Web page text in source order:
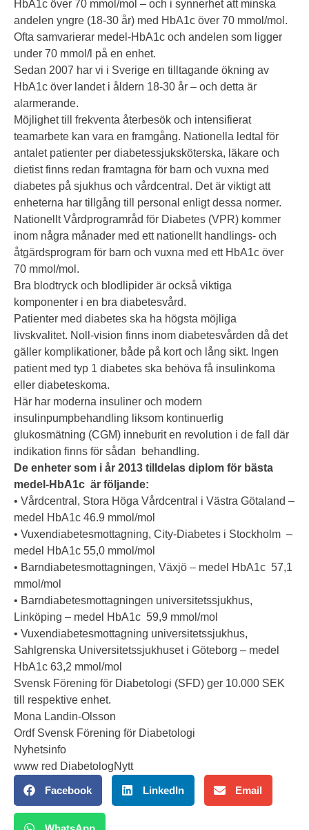
HbA1c över 70 mmol/mol – och i synnerhet att minska
andelen yngre (18-30 år) med HbA1c över 70 mmol/mol.
Ofta samvarierar medel-HbA1c och andelen som ligger
under 70 mmol/l på en enhet.
Sedan 2007 har vi i Sverige en tilltagande ökning av
HbA1c över landet i åldern 18-30 år – och detta är
alarmerande.
Möjlighet till frekventa återbesök och intensifierat
teamarbete kan vara en framgång. Nationella ledtal för
antalet patienter per diabetessjuksköterska, läkare och
dietist finns redan framtagna för barn och vuxna med
diabetes på sjukhus och vårdcentral. Det är viktigt att
enheterna har tillgång till personal enligt dessa normer.
Nationellt Vårdprogramråd för Diabetes (VPR) kommer
inom några månader med ett nationellt handlings- och
åtgärdsprogram för barn och vuxna med ett HbA1c över
70 mmol/mol.
Bra blodtryck och blodlipider är också viktiga
komponenter i en bra diabetesvård.
Patienter med diabetes ska ha högsta möjliga
livskvalitet. Noll-vision finns inom diabetesvården då det
gäller komplikationer, både på kort och lång sikt. Ingen
patient med typ 1 diabetes ska behöva få insulinkoma
eller diabeteskoma.
Här har moderna insuliner och modern
insulinpumpbehandling liksom kontinuerlig
glukosmätning (CGM) inneburit en revolution i de fall där
indikation finns för sådan behandling.
De enheter som i år 2013 tilldelas diplom för bästa
medel-HbA1c är följande:
• Vårdcentral, Stora Höga Vårdcentral i Västra Götaland –
medel HbA1c 46.9 mmol/mol
• Vuxendiabetesmottagning, City-Diabetes i Stockholm –
medel HbA1c 55,0 mmol/mol
• Barndiabetesmottagningen, Växjö – medel HbA1c 57,1
mmol/mol
• Barndiabetesmottagningen universitetssjukhus,
Linköping – medel HbA1c 59,9 mmol/mol
• Vuxendiabetesmottagning universitetssjukhus,
Sahlgrenska Universitetssjukhuset i Göteborg – medel
HbA1c 63,2 mmol/mol
Svensk Förening för Diabetologi (SFD) ger 10.000 SEK
till respektive enhet.
Mona Landin-Olsson
Ordf Svensk Förening för Diabetologi
Nyhetsinfo
www red DiabetologNytt
Facebook LinkedIn Email